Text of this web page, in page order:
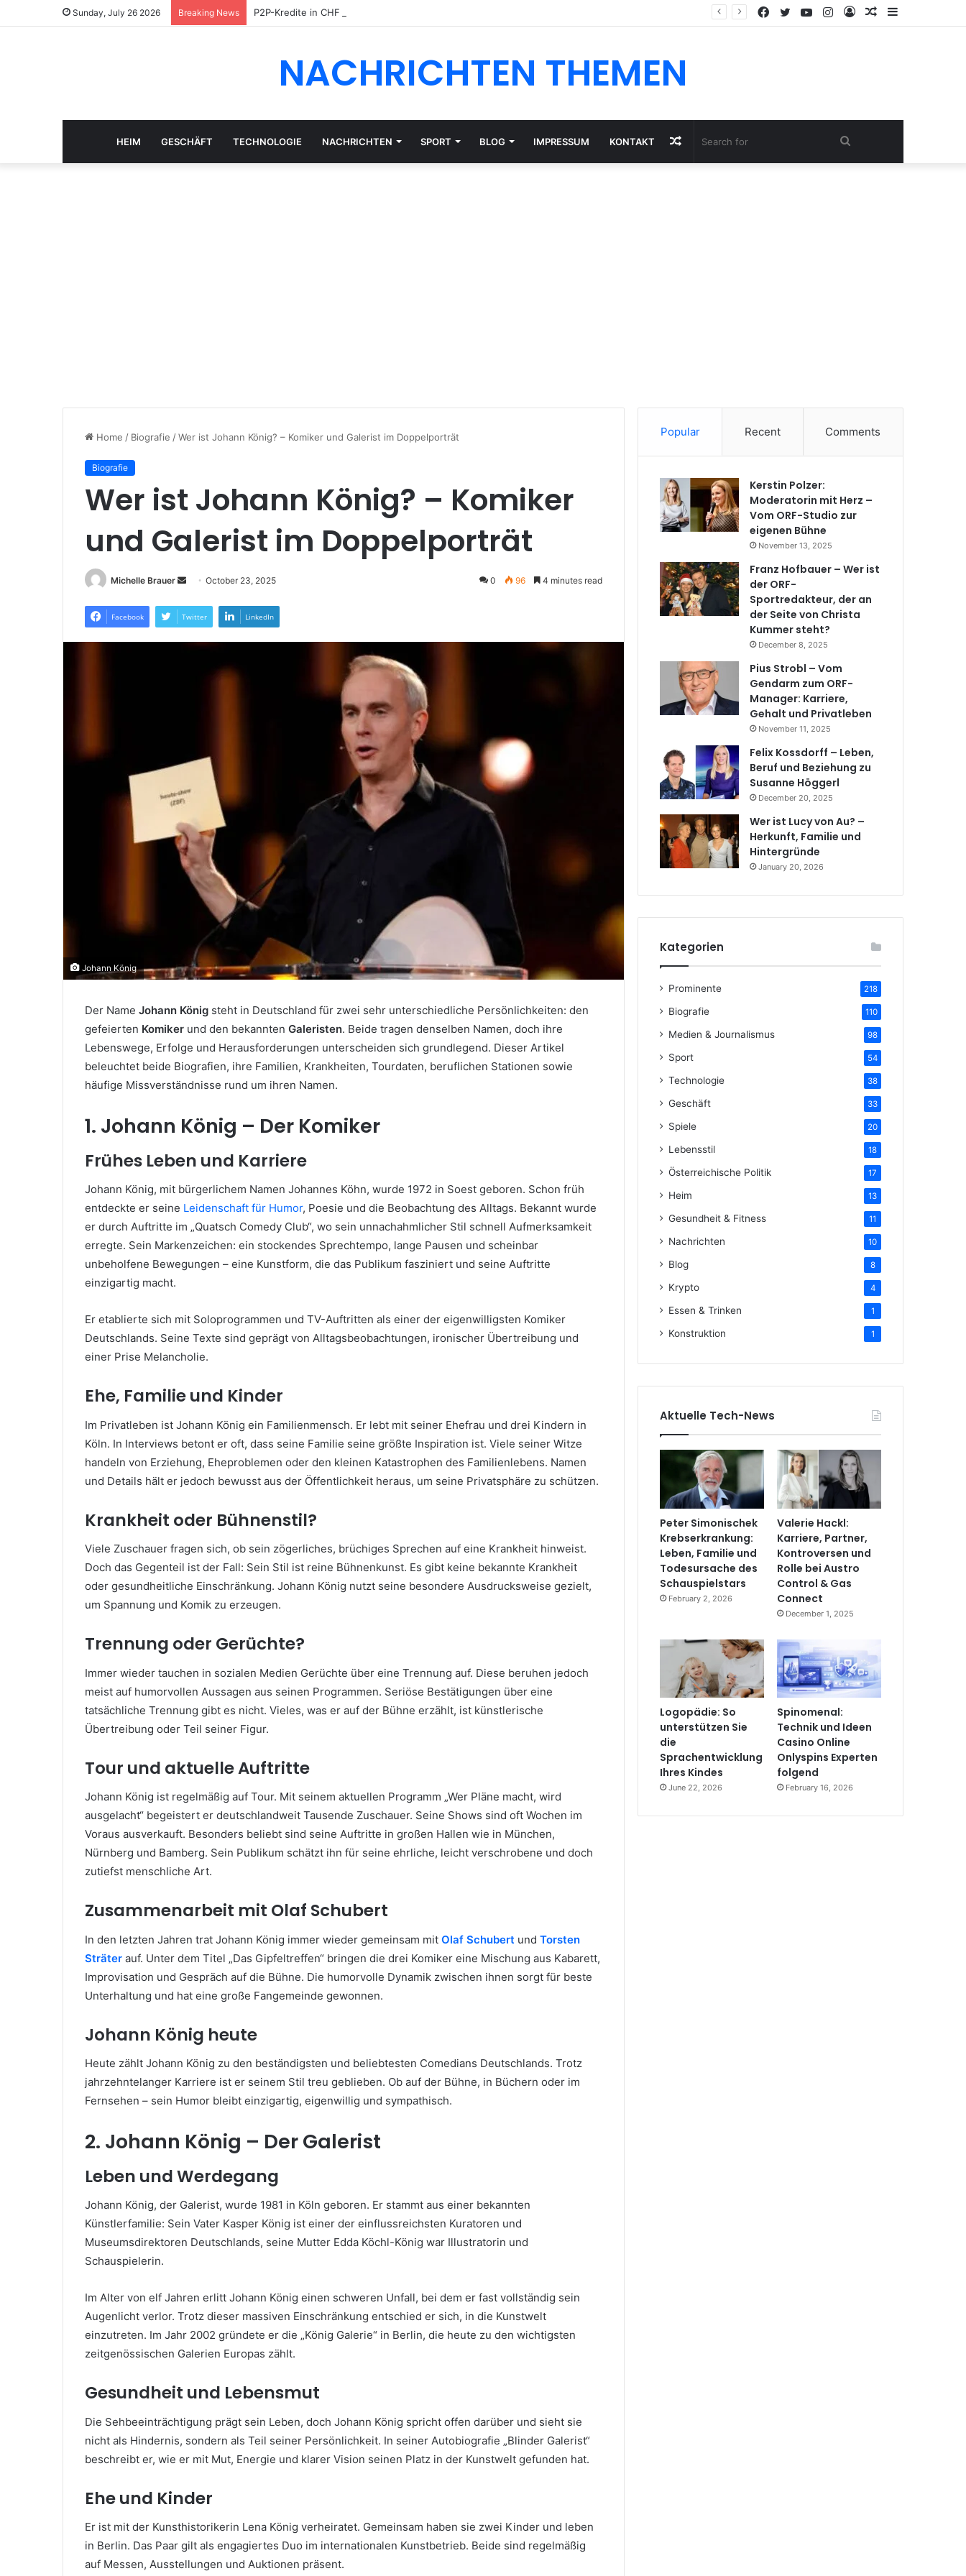
Sunday, July 26 2026 Breaking News P2P-Kredite in CHF oder EUR: Währungsrisiko für Schweizer Anleger Sidebar
Random
Log
Instagram
YouTube
Twitter
Facebook
NACHRICHTEN THEMEN
HEIM GESCHÄFT TECHNOLOGIE NACHRICHTEN SPORT BLOG IMPRESSUM KONTAKT Random
Home / Biografie /Wer ist Johann König? – Komiker und Galerist im Doppelporträt
Biografie
Wer ist Johann König? – Komiker
und Galerist im Doppelporträt
Michelle Brauer
Send
email
October 23, 2025 0 96 4 minutes read
Facebook Twitter LinkedIn
Johann König
Der Name Johann König steht in Deutschland für zwei sehr unterschiedliche Persönlichkeiten: den
gefeierten Komiker und den bekannten Galeristen. Beide tragen denselben Namen, doch ihre
Lebenswege, Erfolge und Herausforderungen unterscheiden sich grundlegend. Dieser Artikel
beleuchtet beide Biografien, ihre Familien, Krankheiten, Tourdaten, beruflichen Stationen sowie
häufige Missverständnisse rund um ihren Namen.
1. Johann König – Der Komiker
Frühes Leben und Karriere
Johann König, mit bürgerlichem Namen Johannes Köhn, wurde 1972 in Soest geboren. Schon früh
entdeckte er seine Leidenschaft für Humor, Poesie und die Beobachtung des Alltags. Bekannt wurde
er durch Auftritte im „Quatsch Comedy Club“, wo sein unnachahmlicher Stil schnell Aufmerksamkeit
erregte. Sein Markenzeichen: ein stockendes Sprechtempo, lange Pausen und scheinbar
unbeholfene Bewegungen – eine Kunstform, die das Publikum fasziniert und seine Auftritte
einzigartig macht.
Er etablierte sich mit Soloprogrammen und TV-Auftritten als einer der eigenwilligsten Komiker
Deutschlands. Seine Texte sind geprägt von Alltagsbeobachtungen, ironischer Übertreibung und
einer Prise Melancholie.
Ehe, Familie und Kinder
Im Privatleben ist Johann König ein Familienmensch. Er lebt mit seiner Ehefrau und drei Kindern in
Köln. In Interviews betont er oft, dass seine Familie seine größte Inspiration ist. Viele seiner Witze
handeln von Erziehung, Eheproblemen oder den kleinen Katastrophen des Familienlebens. Namen
und Details hält er jedoch bewusst aus der Öffentlichkeit heraus, um seine Privatsphäre zu schützen.
Krankheit oder Bühnenstil?
Viele Zuschauer fragen sich, ob sein zögerliches, brüchiges Sprechen auf eine Krankheit hinweist.
Doch das Gegenteil ist der Fall: Sein Stil ist reine Bühnenkunst. Es gibt keine bekannte Krankheit
oder gesundheitliche Einschränkung. Johann König nutzt seine besondere Ausdrucksweise gezielt,
um Spannung und Komik zu erzeugen.
Trennung oder Gerüchte?
Immer wieder tauchen in sozialen Medien Gerüchte über eine Trennung auf. Diese beruhen jedoch
meist auf humorvollen Aussagen aus seinen Programmen. Seriöse Bestätigungen über eine
tatsächliche Trennung gibt es nicht. Vieles, was er auf der Bühne erzählt, ist künstlerische
Übertreibung oder Teil seiner Figur.
Tour und aktuelle Auftritte
Johann König ist regelmäßig auf Tour. Mit seinem aktuellen Programm „Wer Pläne macht, wird
ausgelacht“ begeistert er deutschlandweit Tausende Zuschauer. Seine Shows sind oft Wochen im
Voraus ausverkauft. Besonders beliebt sind seine Auftritte in großen Hallen wie in München,
Nürnberg und Bamberg. Sein Publikum schätzt ihn für seine ehrliche, leicht verschrobene und doch
zutiefst menschliche Art.
Zusammenarbeit mit Olaf Schubert
In den letzten Jahren trat Johann König immer wieder gemeinsam mit Olaf Schubert und Torsten
Sträter auf. Unter dem Titel „Das Gipfeltreffen“ bringen die drei Komiker eine Mischung aus Kabarett,
Improvisation und Gespräch auf die Bühne. Die humorvolle Dynamik zwischen ihnen sorgt für beste
Unterhaltung und hat eine große Fangemeinde gewonnen.
Johann König heute
Heute zählt Johann König zu den beständigsten und beliebtesten Comedians Deutschlands. Trotz
jahrzehntelanger Karriere ist er seinem Stil treu geblieben. Ob auf der Bühne, in Büchern oder im
Fernsehen – sein Humor bleibt einzigartig, eigenwillig und sympathisch.
2. Johann König – Der Galerist
Leben und Werdegang
Johann König, der Galerist, wurde 1981 in Köln geboren. Er stammt aus einer bekannten
Künstlerfamilie: Sein Vater Kasper König ist einer der einflussreichsten Kuratoren und
Museumsdirektoren Deutschlands, seine Mutter Edda Köchl-König war Illustratorin und
Schauspielerin.
Im Alter von elf Jahren erlitt Johann König einen schweren Unfall, bei dem er fast vollständig sein
Augenlicht verlor. Trotz dieser massiven Einschränkung entschied er sich, in die Kunstwelt
einzutreten. Im Jahr 2002 gründete er die „König Galerie“ in Berlin, die heute zu den wichtigsten
zeitgenössischen Galerien Europas zählt.
Gesundheit und Lebensmut
Die Sehbeeinträchtigung prägt sein Leben, doch Johann König spricht offen darüber und sieht sie
nicht als Hindernis, sondern als Teil seiner Persönlichkeit. In seiner Autobiografie „Blinder Galerist“
beschreibt er, wie er mit Mut, Energie und klarer Vision seinen Platz in der Kunstwelt gefunden hat.
Ehe und Kinder
Er ist mit der Kunsthistorikerin Lena König verheiratet. Gemeinsam haben sie zwei Kinder und leben
in Berlin. Das Paar gilt als engagiertes Duo im internationalen Kunstbetrieb. Beide sind regelmäßig
auf Messen, Ausstellungen und Auktionen präsent.
Popular Recent Comments
Kerstin Polzer:
Moderatorin mit Herz –
Vom ORF-Studio zur
eigenen Bühne
November 13, 2025
Franz Hofbauer – Wer ist
der ORF-
Sportredakteur, der an
der Seite von Christa
Kummer steht?
December 8, 2025
Pius Strobl – Vom
Gendarm zum ORF-
Manager: Karriere,
Gehalt und Privatleben
November 11, 2025
Felix Kossdorff – Leben,
Beruf und Beziehung zu
Susanne Höggerl
December 20, 2025
Wer ist Lucy von Au? –
Herkunft, Familie und
Hintergründe
January 20, 2026
Kategorien
Prominente 218
Biografie 110
Medien & Journalismus 98
Sport 54
Technologie 38
Geschäft 33
Spiele 20
Lebensstil 18
Österreichische Politik 17
Heim 13
Gesundheit & Fitness 11
Nachrichten 10
Blog 8
Krypto 4
Essen & Trinken 1
Konstruktion 1
Aktuelle Tech-News
Peter Simonischek
Krebserkrankung:
Leben, Familie und
Todesursache des
Schauspielstars
February 2, 2026
Valerie Hackl:
Karriere, Partner,
Kontroversen und
Rolle bei Austro
Control & Gas
Connect
December 1, 2025
Logopädie: So
unterstützen Sie
die
Sprachentwicklung
Ihres Kindes
June 22, 2026
Spinomenal:
Technik und Ideen
Casino Online
Onlyspins Experten
folgend
February 16, 2026